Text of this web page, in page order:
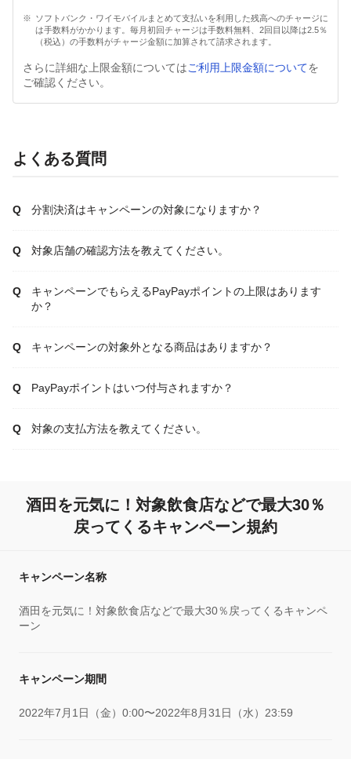
ソフトバンク・ワイモバイルまとめて支払いを利用した残高へのチャージに
は手数料がかかります。毎月初回チャージは手数料無料、2回目以降は2.5％
（税込）の手数料がチャージ金額に加算されて請求されます。
さらに詳細な上限金額についてはご利用上限金額についてを
ご確認ください。
よくある質問
分割決済はキャンペーンの対象になりますか？
対象店舗の確認方法を教えてください。
キャンペーンでもらえるPayPayポイントの上限はあります
か？
キャンペーンの対象外となる商品はありますか？
PayPayポイントはいつ付与されますか？
対象の支払方法を教えてください。
酒田を元気に！対象飲食店などで最大30％
戻ってくるキャンペーン規約
キャンペーン名称
酒田を元気に！対象飲食店などで最大30％戻ってくるキャンペ
ーン
キャンペーン期間
2022年7月1日（金）0:00〜2022年8月31日（水）23:59